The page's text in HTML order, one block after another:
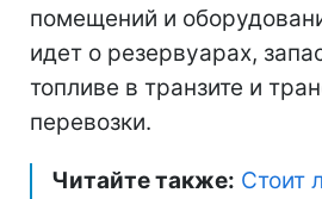
помещений и
идет о резервуарах,
топливе в транзите и
перевозки.
Читайте также: Стоит